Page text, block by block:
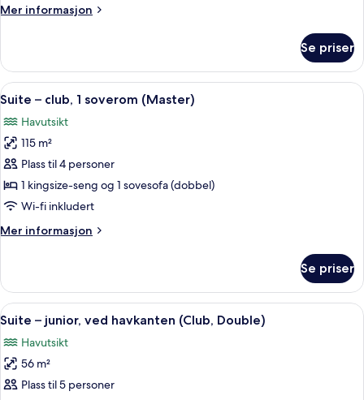
soverom,
Club)
Mer informasjon
Mer
–
grand,
1
havutsikt
(Master,
Se priser
Åpne
alle
bildene
av
Suite
–
club,
soverom
Sengetøy av topp kvalitet, dundyner
12
Suite – club, 1 soverom (Master)
Havutsikt
115 m²
Plass til 4 personer
1 kingsize-seng og 1 sovesofa (dobbel)
Wi-fi inkludert
Mer informasjon
Mer
–
club,
1
soverom
(Master)
Se priser
Åpne
alle
bildene
av
Suite
Suite – junior, ved havkanten (Club,
7
Suite – junior, ved havkanten (Club, Double)
Havutsikt
56 m²
Plass til 5 personer